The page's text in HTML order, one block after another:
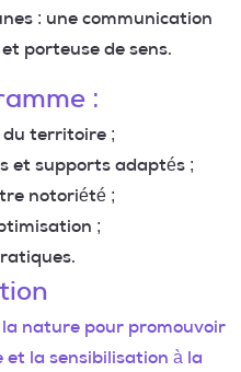
: une communication
porteuse de sens.
:
du territoire ;
et supports adaptés ;
notoriété ;
;
nature pour promouvoir
la sensibilisation à la